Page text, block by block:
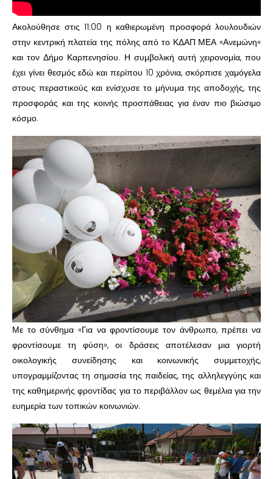
Ακολούθησε στις 11:00 η καθιερωμένη προσφορά λουλουδιών
στην κεντρική πλατεία της πόλης από το ΚΔΑΠ ΜΕΑ «Ανεμώνη»
και τον Δήμο Καρπενησίου. Η συμβολική αυτή χειρονομία, που
έχει γίνει θεσμός εδώ και περίπου 10 χρόνια, σκόρπισε χαμόγελα
στους περαστικούς και ενίσχυσε το μήνυμα της αποδοχής, της
προσφοράς και της κοινής προσπάθειας για έναν πιο βιώσιμο
κόσμο.
Με το σύνθημα «Για να φροντίσουμε τον άνθρωπο, πρέπει να
φροντίσουμε τη φύση», οι δράσεις αποτέλεσαν μια γιορτή
οικολογικής συνείδησης και κοινωνικής συμμετοχής,
υπογραμμίζοντας τη σημασία της παιδείας, της αλληλεγγύης και
της καθημερινής φροντίδας για το περιβάλλον ως θεμέλια για την
ευημερία των τοπικών κοινωνιών.